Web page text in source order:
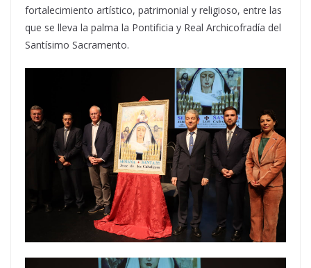
fortalecimiento artístico, patrimonial y religioso, entre las
que se lleva la palma la Pontificia y Real Archicofradía del
Santísimo Sacramento.